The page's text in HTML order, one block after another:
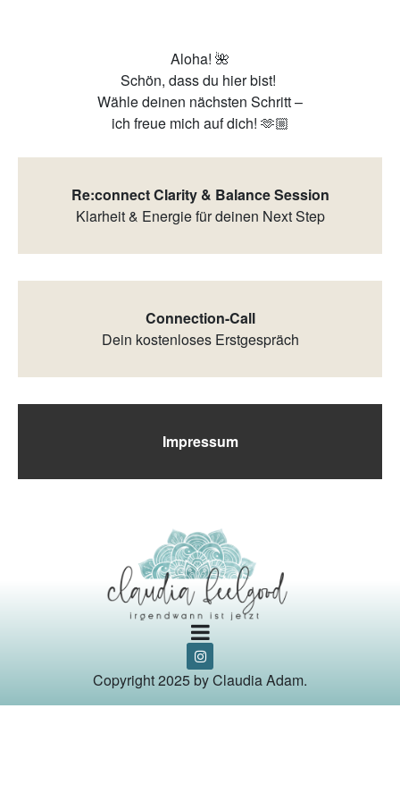
Aloha! 🌺
Schön, dass du hier bist!
Wähle deinen nächsten Schritt –
ich freue mich auf dich! 🫶🏼
Re:connect Clarity & Balance Session
Klarheit & Energie für deinen Next Step
Connection-Call
Dein kostenloses Erstgespräch
Impressum
Copyright 2025 by Claudia Adam.